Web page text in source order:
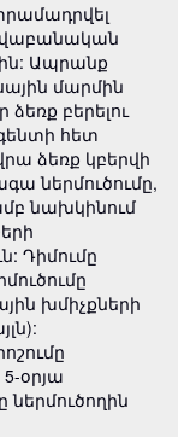
Ապրանք
մարմին
բերելու
հետ
ձեռք կբերվի
ներմուծումը,
նախկինում
Դիմումը
խմիչքների
օրյա
ներմուծողին